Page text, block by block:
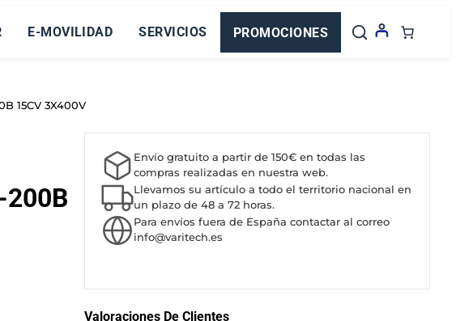
E-MOVILIDAD SERVICIOS PROMOCIONES
15CV 3X400V
200B
Envío gratuito a partir de 150€ en todas las
compras realizadas en nuestra web.
Llevamos su artículo a todo el territorio nacional en
un plazo de 48 a 72 horas.
Para envíos fuera de España contactar al correo
info@varitech.es
Valoraciones De Clientes